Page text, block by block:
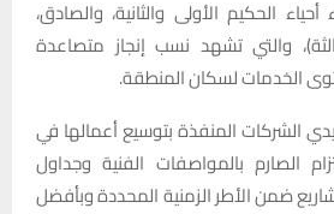
الحكيم الأولى والثانية، والصادق،
والتي تشهد نسب إنجاز متصاعدة
الخدمات لسكان المنطقة.
الشركات المنفذة بتوسيع أعمالها في
الصارم بالمواصفات الفنية وجداول
ضمن الأطر الزمنية المحددة وبأفضل